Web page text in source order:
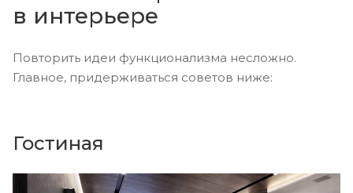
в интерьере
Повторить идеи функционализма несложно.
Главное, придерживаться советов ниже:
Гостиная